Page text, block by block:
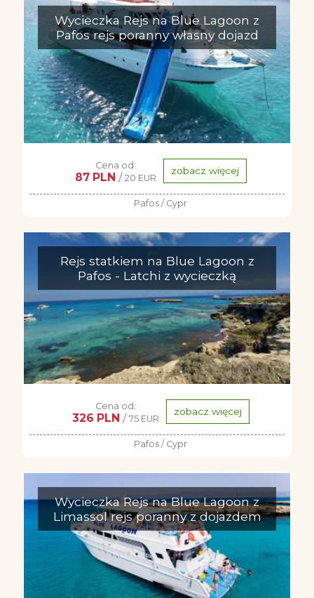
Wycieczka Rejs na Blue Lagoon z
Pafos rejs poranny własny dojazd
Cena od:
87 PLN / 20 EUR
zobacz więcej
Pafos / Cypr
Rejs statkiem na Blue Lagoon z
Pafos - Latchi z wycieczką
Cena od:
326 PLN / 75 EUR
zobacz więcej
Pafos / Cypr
Wycieczka Rejs na Blue Lagoon z
Limassol rejs poranny z dojazdem